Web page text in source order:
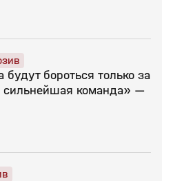
будут бороться только за
сильнейшая команда» —